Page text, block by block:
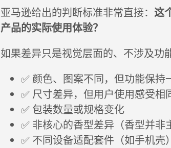
亚马逊给出的判断标准非常直接： 这
产品的实际使用体验？
如果差异只是视觉层面的、不涉及功
✅ 颜色、图案不同，但功能保持
✅ 尺寸差异，但用户使用感受相
✅ 包装数量或规格变化
✅ 非核心的香型差异（香型并非
✅ 不同设备适配套件（如手机壳）